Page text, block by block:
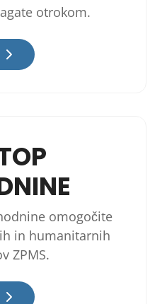
otrokom.
omogočite
in humanitarnih
ZPMS.